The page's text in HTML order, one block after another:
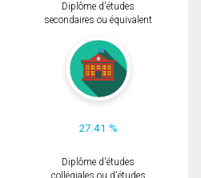
Diplôme d'études
secondaires ou équivalent
27.41 %
Diplôme d'études